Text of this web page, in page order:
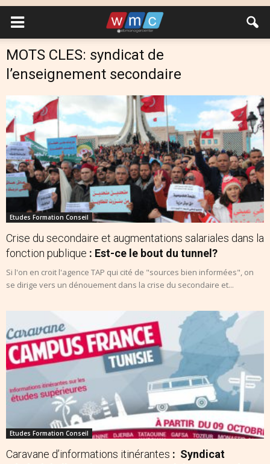
MOTS CLES: syndicat de
l’enseignement secondaire
Etudes Formation Conseil
Crise du secondaire et augmentations salariales dans la
fonction publique : Est-ce le bout du tunnel?
Si l'on en croit l'agence TAP qui cité de "sources bien informées", on
se dirige vers un dénouement dans la crise du secondaire et...
Etudes Formation Conseil
Caravane d’informations itinérantes : Syndicat